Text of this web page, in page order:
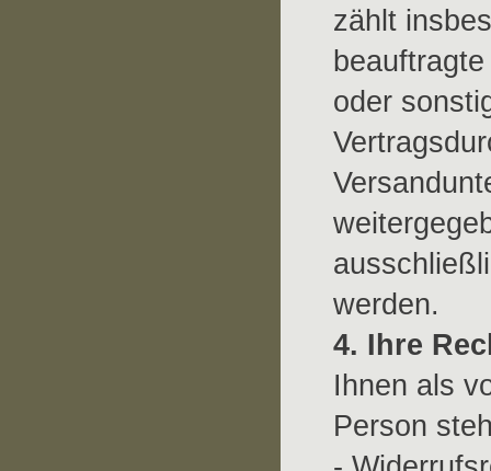
zählt
oder
werden.
4. Ihre
Ihnen als
Person